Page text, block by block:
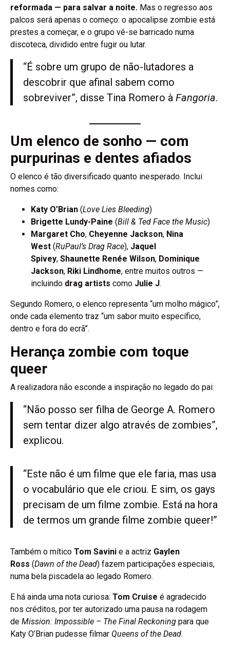
reformada — para salvar a noite. Mas o regresso aos
palcos será apenas o começo: o apocalipse zombie está
prestes a começar, e o grupo vê-se barricado numa
discoteca, dividido entre fugir ou lutar.
“É sobre um grupo de não-lutadores a
descobrir que afinal sabem como
sobreviver”, disse Tina Romero à Fangoria.
Um elenco de sonho — com
purpurinas e dentes afiados
O elenco é tão diversificado quanto inesperado. Inclui
nomes como:
Katy O’Brian (Love Lies Bleeding)
Brigette Lundy-Paine (Bill & Ted Face the Music)
Margaret Cho, Cheyenne Jackson, Nina
West (RuPaul’s Drag Race), Jaquel
Spivey, Shaunette Renée Wilson, Dominique
Jackson, Riki Lindhome, entre muitos outros —
incluindo drag artists como Julie J.
Segundo Romero, o elenco representa “um molho mágico”,
onde cada elemento traz “um sabor muito específico,
dentro e fora do ecrã”.
Herança zombie com toque
queer
A realizadora não esconde a inspiração no legado do pai:
“Não posso ser filha de George A. Romero
sem tentar dizer algo através de zombies”,
explicou.
“Este não é um filme que ele faria, mas usa
o vocabulário que ele criou. E sim, os gays
precisam de um filme zombie. Está na hora
de termos um grande filme zombie queer!”
Também o mítico Tom Savini e a actriz Gaylen
Ross (Dawn of the Dead) fazem participações especiais,
numa bela piscadela ao legado Romero.
E há ainda uma nota curiosa: Tom Cruise é agradecido
nos créditos, por ter autorizado uma pausa na rodagem
de Mission: Impossible – The Final Reckoning para que
Katy O’Brian pudesse filmar Queens of the Dead.